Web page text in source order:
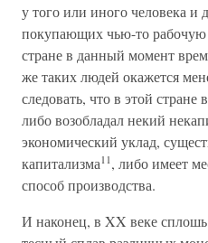
у того или иного человека и
покупающих чью-то рабочую
стране в данный момент
же таких людей окажется
следовать, что в этой
либо возобладал некий
экономический уклад,
капитализма11, либо имеет
способ производства.
И наконец, в XX веке сплошь